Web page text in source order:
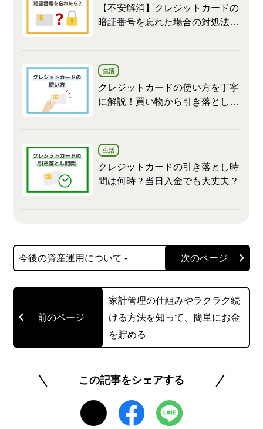
【不安解消】クレジットカードの
暗証番号を忘れた場合の対処法と
生活
クレジットカードの使い方を丁寧
に解説！買い物から引き落としま
生活
クレジットカードの引き落とし時
間は何時？当日入金でも大丈夫？
今後の資産運用について -
家計管理の仕組みやラクラク続
ける方法を知って、簡単にお金
を貯める
この記事をシェアする